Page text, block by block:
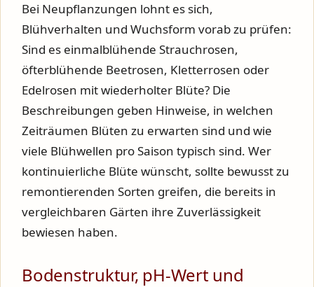
Bei Neupflanzungen lohnt es sich,
Blühverhalten und Wuchsform vorab zu prüfen:
Sind es einmalblühende Strauchrosen,
öfterblühende Beetrosen, Kletterrosen oder
Edelrosen mit wiederholter Blüte? Die
Beschreibungen geben Hinweise, in welchen
Zeiträumen Blüten zu erwarten sind und wie
viele Blühwellen pro Saison typisch sind. Wer
kontinuierliche Blüte wünscht, sollte bewusst zu
remontierenden Sorten greifen, die bereits in
vergleichbaren Gärten ihre Zuverlässigkeit
bewiesen haben.
Bodenstruktur, pH-Wert und